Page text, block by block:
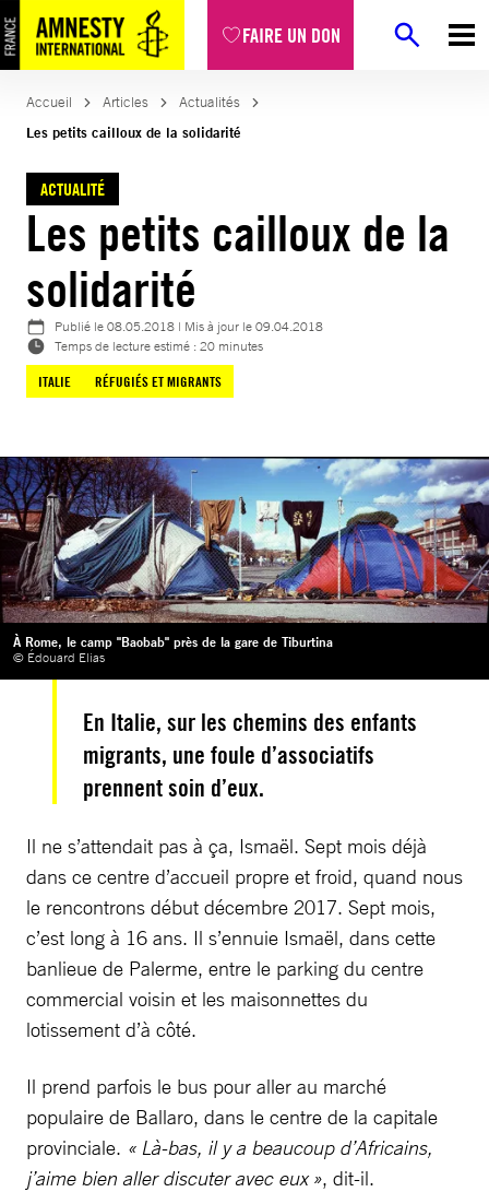
FAIRE UN DON
Aller
au
contenu
Accueil Articles
Actualités
Les petits cailloux de la solidarité
ACTUALITÉ
Les petits cailloux de la
solidarité
Publié le08.05.2018 | Mis à jour le09.04.2018
Temps de lecture estimé : 20 minutes
ITALIE
RÉFUGIÉS ET MIGRANTS
À Rome, le camp "Baobab" près de la gare de Tiburtina
© Édouard Elias
En Italie, sur les chemins des enfants
migrants, une foule d’associatifs
prennent soin d’eux.
Il ne s’attendait pas à ça, Ismaël. Sept mois déjà
dans ce centre d’accueil propre et froid, quand nous
le rencontrons début décembre 2017. Sept mois,
c’est long à 16 ans. Il s’ennuie Ismaël, dans cette
banlieue de Palerme, entre le parking du centre
commercial voisin et les maisonnettes du
lotissement d’à côté.
Il prend parfois le bus pour aller au marché
populaire de Ballaro, dans le centre de la capitale
provinciale. « Là-bas, il y a beaucoup d’Africains,
j’aime bien aller discuter avec eux », dit-il.